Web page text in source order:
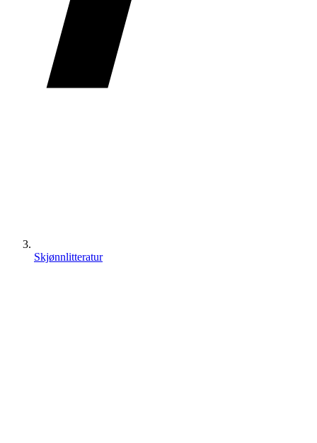
Skjønnlitteratur